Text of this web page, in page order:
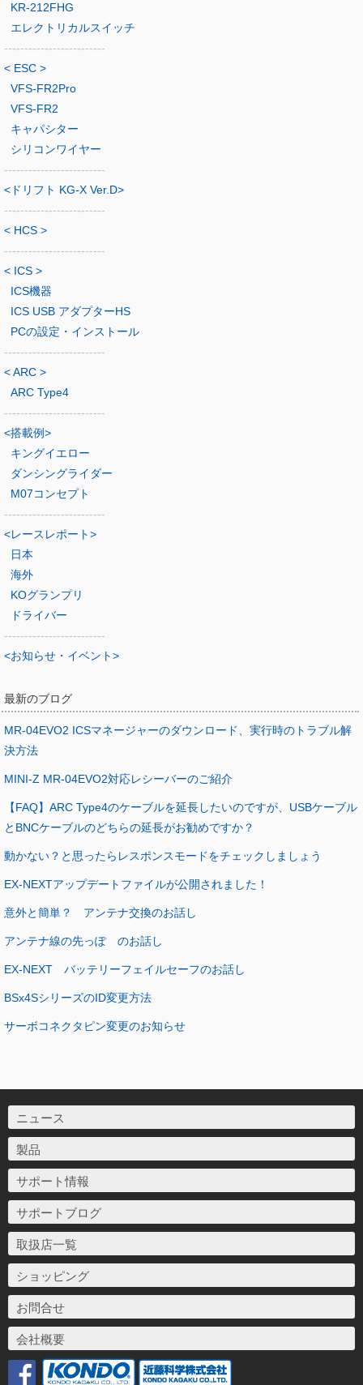
KR-212FHG
エレクトリカルスイッチ
-------------------------
< ESC >
VFS-FR2Pro
VFS-FR2
キャパシター
シリコンワイヤー
-------------------------
<ドリフト KG-X Ver.D>
-------------------------
< HCS >
-------------------------
< ICS >
ICS機器
ICS USB アダプターHS
PCの設定・インストール
-------------------------
< ARC >
ARC Type4
-------------------------
<搭載例>
キングイエロー
ダンシングライダー
M07コンセプト
-------------------------
<レースレポート>
日本
海外
KOグランプリ
ドライバー
-------------------------
<お知らせ・イベント>
最新のブログ
MR-04EVO2 ICSマネージャーのダウンロード、実行時のトラブル解
決方法
MINI-Z MR-04EVO2対応レシーバーのご紹介
【FAQ】ARC Type4のケーブルを延長したいのですが、USBケーブル
とBNCケーブルのどちらの延長がお勧めですか？
動かない？と思ったらレスポンスモードをチェックしましょう
EX-NEXTアップデートファイルが公開されました！
意外と簡単？ アンテナ交換のお話し
アンテナ線の先っぽ のお話し
EX-NEXT バッテリーフェイルセーフのお話し
BSx4SシリーズのID変更方法
サーボコネクタピン変更のお知らせ
ニュース
製品
サポート情報
サポートブログ
取扱店一覧
ショッピング
お問合せ
会社概要